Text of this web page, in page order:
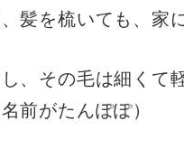
髪を梳いても、家
、その毛は細くて
前がたんぽぽ）